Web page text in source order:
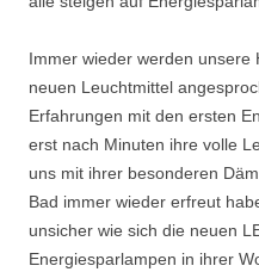
Immer wieder werden unsere
neuen Leuchtmittel
Erfahrungen mit den ersten
erst nach Minuten ihre volle
uns mit ihrer besonderen
Bad immer wieder erfreut
unsicher wie sich die neuen
Energiesparlampen in ihrer